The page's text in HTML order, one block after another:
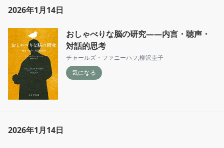
2026年1月14日
おしゃべりな脳の研究――内言・聴声・
対話的思考
チャールズ・ファニーハフ,柳沢圭子
気になる
2026年1月14日